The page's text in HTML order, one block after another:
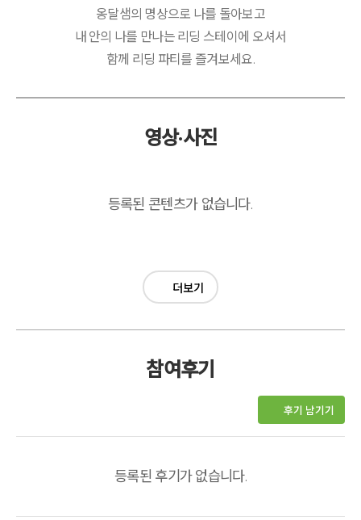
옹달샘의 명상으로 나를 돌아보고
내 안의 나를 만나는 리딩 스테이에 오셔서
함께 리딩 파티를 즐겨보세요.
영상·사진
등록된 콘텐츠가 없습니다.
더보기
참여후기
후기 남기기
등록된 후기가 없습니다.